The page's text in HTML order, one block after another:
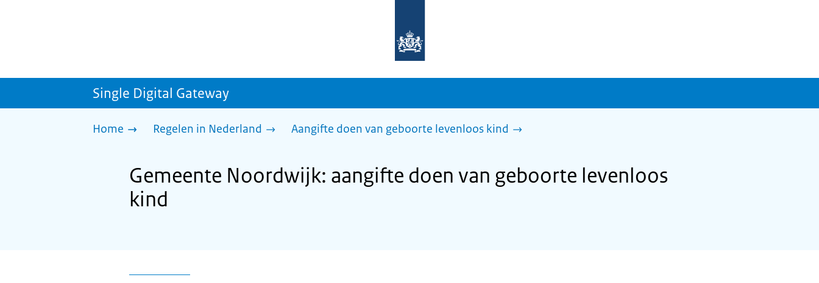
homepage
sdg.rijksoverheid.nl
Single Digital Gateway
Home Regelen in Nederland Aangifte doen van geboorte levenloos kind
Gemeente Noordwijk: aangifte doen van geboorte levenloos
kind